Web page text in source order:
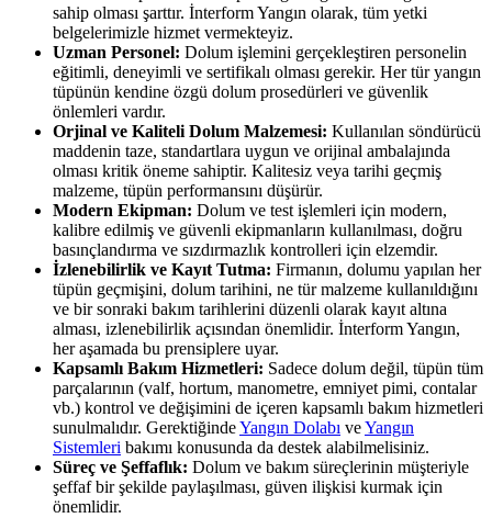
sahip olması şarttır. İnterform Yangın olarak, tüm yetki
belgelerimizle hizmet vermekteyiz.
Uzman Personel: Dolum işlemini gerçekleştiren personelin
eğitimli, deneyimli ve sertifikalı olması gerekir. Her tür yangın
tüpünün kendine özgü dolum prosedürleri ve güvenlik
önlemleri vardır.
Orjinal ve Kaliteli Dolum Malzemesi: Kullanılan söndürücü
maddenin taze, standartlara uygun ve orijinal ambalajında
olması kritik öneme sahiptir. Kalitesiz veya tarihi geçmiş
malzeme, tüpün performansını düşürür.
Modern Ekipman: Dolum ve test işlemleri için modern,
kalibre edilmiş ve güvenli ekipmanların kullanılması, doğru
basınçlandırma ve sızdırmazlık kontrolleri için elzemdir.
İzlenebilirlik ve Kayıt Tutma: Firmanın, dolumu yapılan her
tüpün geçmişini, dolum tarihini, ne tür malzeme kullanıldığını
ve bir sonraki bakım tarihlerini düzenli olarak kayıt altına
alması, izlenebilirlik açısından önemlidir. İnterform Yangın,
her aşamada bu prensiplere uyar.
Kapsamlı Bakım Hizmetleri: Sadece dolum değil, tüpün tüm
parçalarının (valf, hortum, manometre, emniyet pimi, contalar
vb.) kontrol ve değişimini de içeren kapsamlı bakım hizmetleri
sunulmalıdır. GerektiğindeYangın Dolabı veYangın
Sistemleri bakımı konusunda da destek alabilmelisiniz.
Süreç ve Şeffaflık: Dolum ve bakım süreçlerinin müşteriyle
şeffaf bir şekilde paylaşılması, güven ilişkisi kurmak için
önemlidir.